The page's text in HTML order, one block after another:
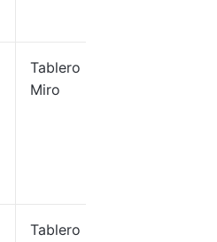
Tablero
Miro
Tablero